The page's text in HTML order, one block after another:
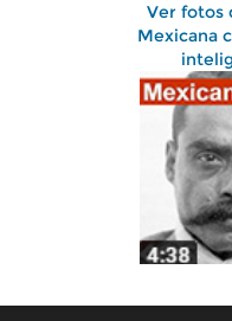
Ver fotos
Mexicana